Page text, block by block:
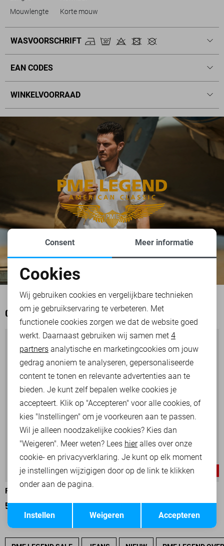
Mouwlengte
Korte mouw
WASVOORSCHRIFT
EAN CODES
WINKELVOORRAAD
OOK HET BEKIJKEN WAARD
-30%
PME LEGEND OVERHEMD
56,00
Noodzakelijke cookies
Personalisatie cookies
Analytische cookies
Marketing cookies
Opslaan
Consent Meer informatie
Cookies
Wij gebruiken cookies en vergelijkbare technieken
om je gebruikservaring te verbeteren. Met
functionele cookies zorgen we dat de website goed
werkt. Daarnaast gebruiken wij samen met 4
partners analytische en marketingcookies om jouw
gedrag anoniem te analyseren, gepersonaliseerde
content te tonen en relevante advertenties aan te
bieden. Je kunt zelf bepalen welke cookies je
accepteert. Klik op "Accepteren" voor alle cookies, of
kies "Instellingen" om je voorkeuren aan te passen.
Wil je alleen noodzakelijke cookies? Kies dan
"Weigeren". Meer weten? Lees hieralles over onze
cookie- en privacyverklaring. Je kunt op elk moment
je instellingen wijzigigen door op de link te klikken
onder aan de pagina.
Accepteren
Weigeren
Instellen